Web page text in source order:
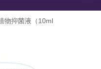
物抑菌液（10ml